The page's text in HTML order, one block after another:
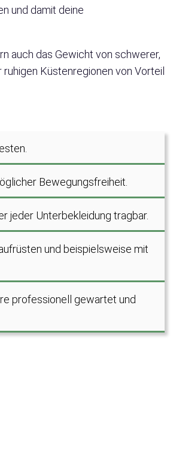
und damit deine
auch das Gewicht von schwerer,
Küstenregionen von Vorteil
Bewegungsfreiheit.
jeder Unterbekleidung tragbar.
und beispielsweise mit
professionell gewartet und